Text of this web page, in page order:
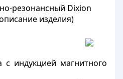
резонансный Dixion
изделия)
с индукцией магнитного